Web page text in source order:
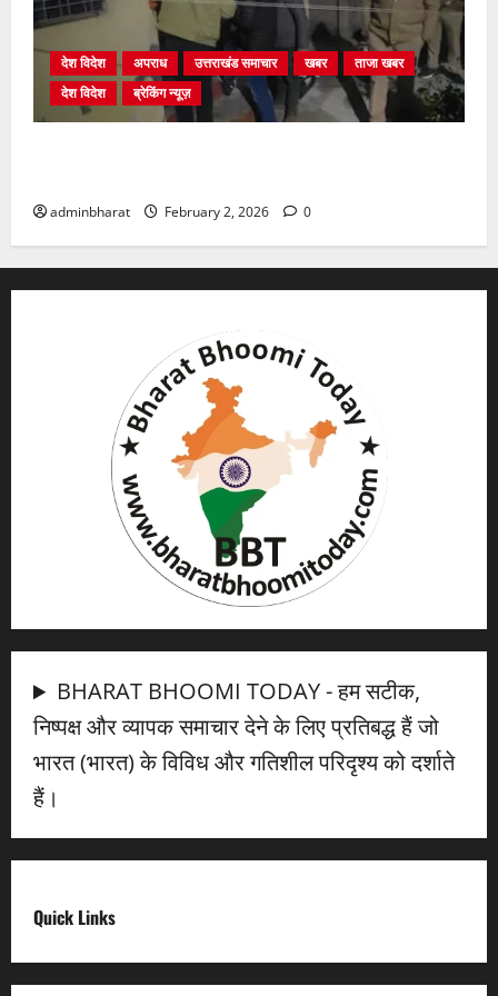
देश विदेश अपराध उत्तराखंड समाचार खबर
ताजा खबर
देश विदेश
ब्रेकिंग न्यूज़
adminbharat February 2, 2026 0
BHARAT BHOOMI TODAY - हम सटीक,
निष्पक्ष और व्यापक समाचार देने के लिए प्रतिबद्ध हैं जो
भारत (भारत) के विविध और गतिशील परिदृश्य को दर्शाते
हैं।
Quick Links